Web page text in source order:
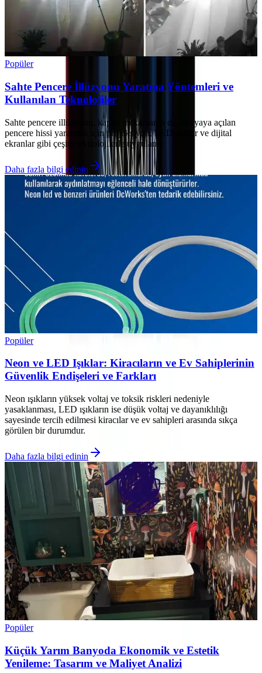
Popüler
Sahte Pencere İllüzyonu Yaratma Yöntemleri ve
Kullanılan Teknolojiler
Sahte pencere illüzyonu, kapalı mekanlarda dış dünyaya açılan
pencere hissi yaratmak için projeksiyon, LED ışıklar ve dijital
ekranlar gibi çeşitli teknolojilerle uygulanır.
Daha fazla bilgi edinin
Popüler
Neon ve LED Işıklar: Kiracıların ve Ev Sahiplerinin
Güvenlik Endişeleri ve Farkları
Neon ışıkların yüksek voltaj ve toksik riskleri nedeniyle
yasaklanması, LED ışıkların ise düşük voltaj ve dayanıklılığı
sayesinde tercih edilmesi kiracılar ve ev sahipleri arasında sıkça
görülen bir durumdur.
Daha fazla bilgi edinin
Popüler
Küçük Yarım Banyoda Ekonomik ve Estetik
Yenileme: Tasarım ve Maliyet Analizi